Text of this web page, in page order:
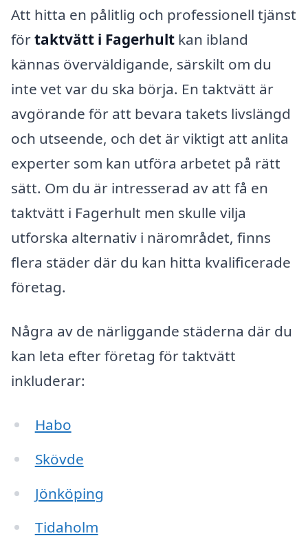
Att hitta en pålitlig och professionell tjänst
förtaktvätt i Fagerhult kan ibland
kännas överväldigande, särskilt om du
inte vet var du ska börja. En taktvätt är
avgörande för att bevara takets livslängd
och utseende, och det är viktigt att anlita
experter som kan utföra arbetet på rätt
sätt. Om du är intresserad av att få en
taktvätt i Fagerhult men skulle vilja
utforska alternativ i närområdet, finns
flera städer där du kan hitta kvalificerade
företag.
Några av de närliggande städerna där du
kan leta efter företag för taktvätt
inkluderar:
Habo
Skövde
Jönköping
Tidaholm